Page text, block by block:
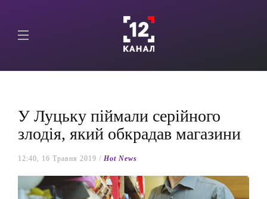
У Луцьку піймали серійного
злодія, який обкрадав магазини
12:40, 16 Травня 2019 / Hot News